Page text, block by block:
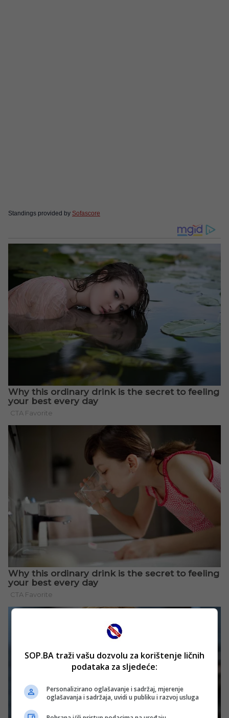
Standings provided by Sofascore
SOP.BA traži vašu dozvolu za korištenje ličnih
podataka za sljedeće:
Personalizirano oglašavanje i sadržaj, mjerenje
oglašavanja i sadržaja, uvidi u publiku i razvoj usluga